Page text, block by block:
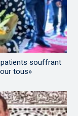
patients souffrant
tous»